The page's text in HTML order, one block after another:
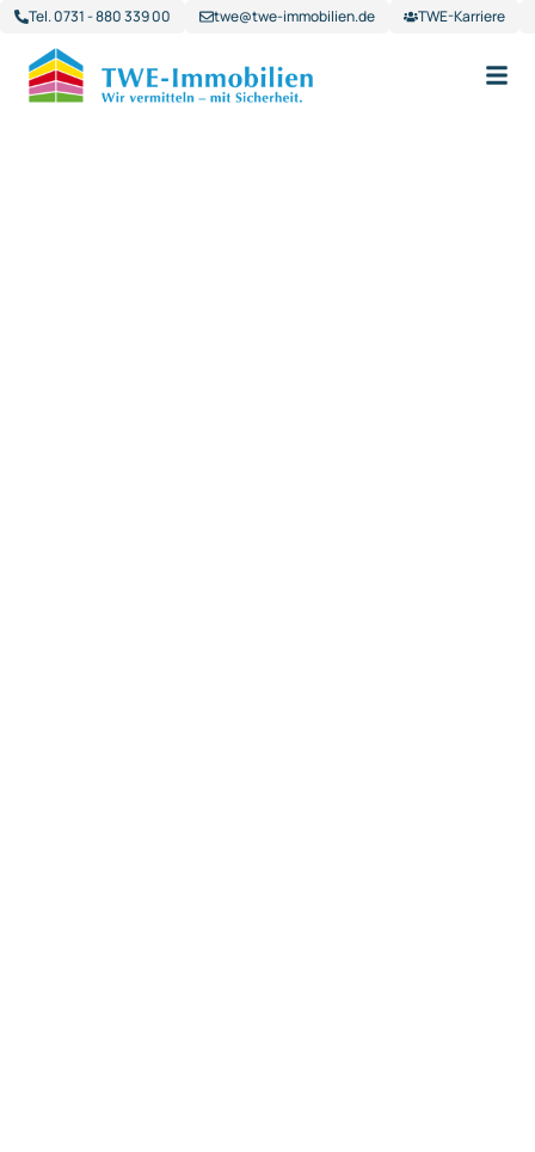
Tel. 0731 - 880 339 00 twe@twe-immobilien.de TWE-Karriere